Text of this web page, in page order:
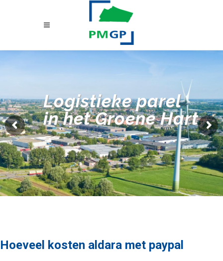
Logistieke parel
in het Groene Hart
Hoeveel kosten aldara met paypal